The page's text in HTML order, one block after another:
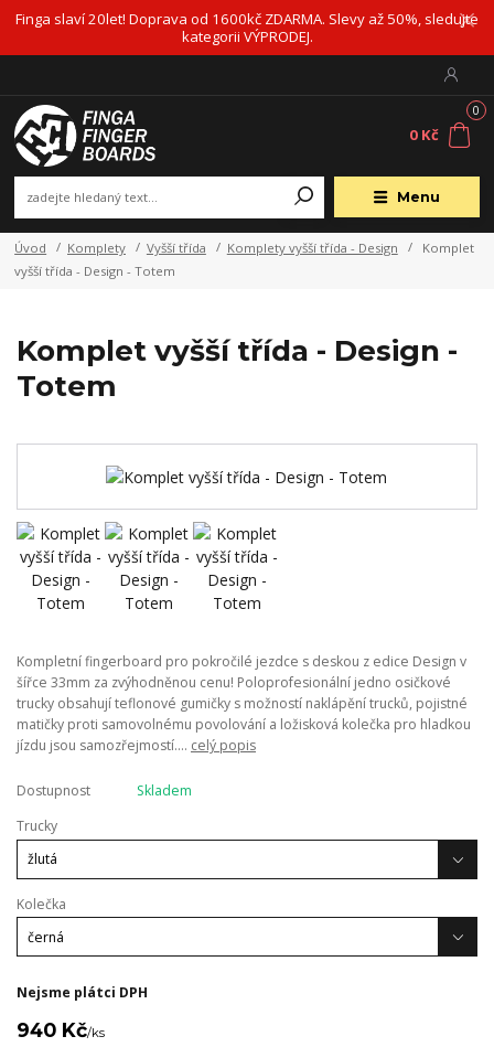
Finga slaví 20let! Doprava od 1600kč ZDARMA. Slevy až 50%, sledujte
kategorii VÝPRODEJ.
Menu
0
0 Kč
Úvod Komplety Vyšší třída Komplety vyšší třída - Design
Komplet
vyšší třída - Design - Totem
Komplet vyšší třída - Design -
Totem
Kompletní fingerboard pro pokročilé jezdce s deskou z edice Design v
šířce 33mm za zvýhodněnou cenu! Poloprofesionální jedno osičkové
trucky obsahují teflonové gumičky s možností naklápění trucků, pojistné
matičky proti samovolnému povolování a ložisková kolečka pro hladkou
jízdu jsou samozřejmostí.... celý popis
Dostupnost
Skladem
Trucky
Kolečka
Nejsme plátci DPH
940 Kč/ks